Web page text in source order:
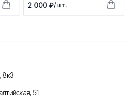
2 000 ₽/ шт.
8к3
51